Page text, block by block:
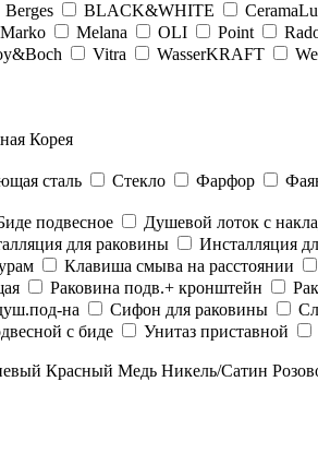
Berges BLACK&WHITE
Marko Melana OLI Point
Vitra WasserKRAFT
Корея
сталь Стекло Фарфор
подвесное Душевой лоток с
для раковины Инсталляция
Клавиша смыва на расстоянии
Раковина подв.+ кронштейн
на Сифон для раковины
с биде Унитаз приставной
Красный Медь Никель/Сатин